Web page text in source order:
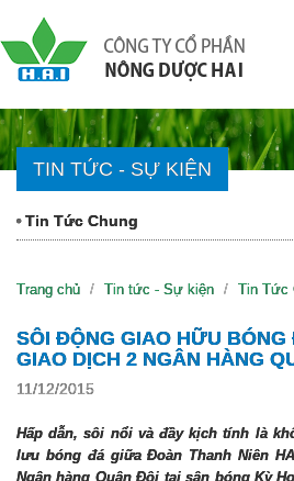
TIN TỨC - SỰ KIỆN
Tin Tức Chung
Trang chủ Tin tức - Sự kiện Tin Tức
SÔI ĐỘNG GIAO HỮU
GIAO DỊCH 2 NGÂN HÀNG
11/12/2015
Hấp dẫn, sôi nổi và đầy kịch tính là
lưu bóng đá giữa Đoàn Thanh Niên
Ngân hàng Quân Đội tại sân bóng Kỳ